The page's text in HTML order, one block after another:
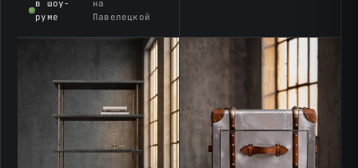
в шоу-
руме
на
Павелецкой